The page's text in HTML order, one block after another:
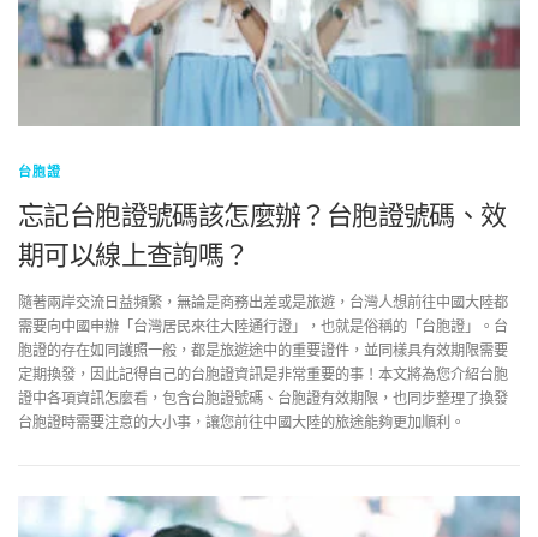
台胞證
忘記台胞證號碼該怎麼辦？台胞證號碼、效
期可以線上查詢嗎？
隨著兩岸交流日益頻繁，無論是商務出差或是旅遊，台灣人想前往中國大陸都
需要向中國申辦「台灣居民來往大陸通行證」，也就是俗稱的「台胞證」。台
胞證的存在如同護照一般，都是旅遊途中的重要證件，並同樣具有效期限需要
定期換發，因此記得自己的台胞證資訊是非常重要的事！本文將為您介紹台胞
證中各項資訊怎麼看，包含台胞證號碼、台胞證有效期限，也同步整理了換發
台胞證時需要注意的大小事，讓您前往中國大陸的旅途能夠更加順利。